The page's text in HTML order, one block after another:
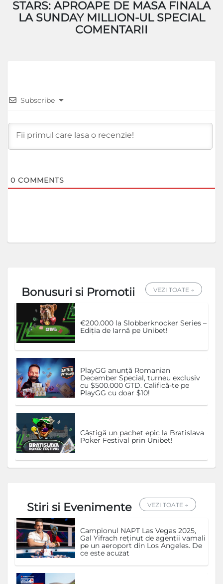
STARS: APROAPE DE MASA FINALA
LA SUNDAY MILLION-UL SPECIAL
COMENTARII
Subscribe
0 COMMENTS
Bonusuri si Promotii VEZI TOATE →
€200.000 la Slobberknocker Series –
Ediția de Iarnă pe Unibet!
PlayGG anunță Romanian
December Special, turneu exclusiv
cu $500.000 GTD. Califică-te pe
PlayGG cu doar $10!
Câștigă un pachet epic la Bratislava
Poker Festival prin Unibet!
Stiri si Evenimente VEZI TOATE →
Campionul NAPT Las Vegas 2025,
Gal Yifrach reținut de agenții vamali
pe un aeroport din Los Angeles. De
ce este acuzat